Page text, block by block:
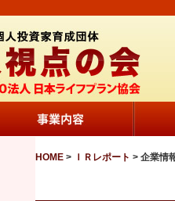
HOME > ＩＲレポート > 企業情